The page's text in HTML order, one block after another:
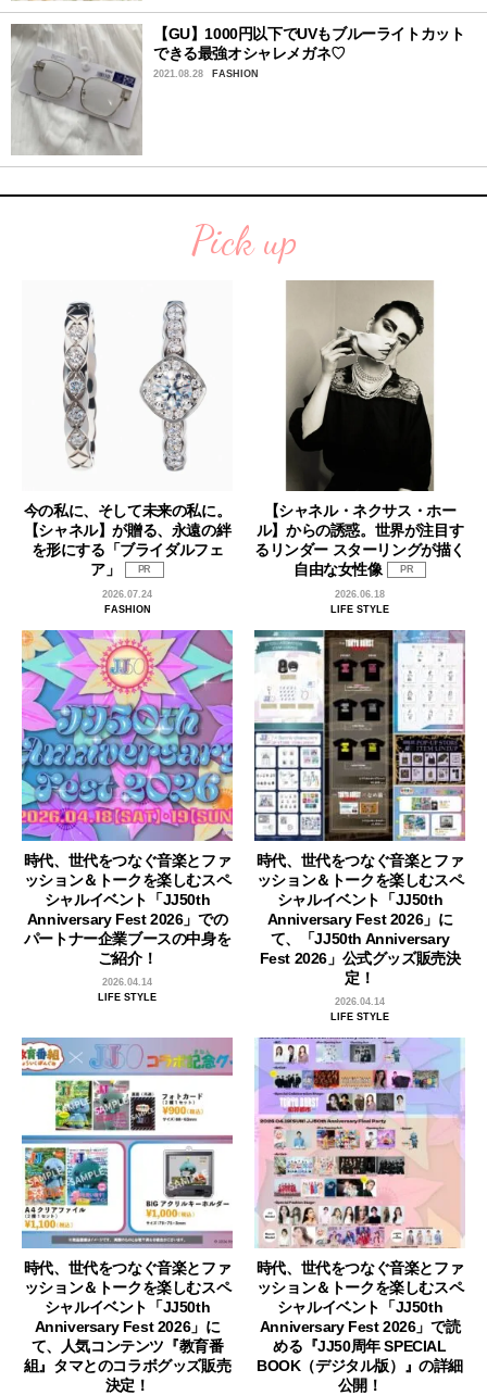
【GU】1000円以下でUVもブルーライトカット
できる最強オシャレメガネ♡
2021.08.28 FASHION
Pick up
今の私に、そして未来の私に。
【シャネル】が贈る、永遠の絆
を形にする「ブライダルフェ
ア」
PR
2026.07.24
FASHION
【シャネル・ネクサス・ホー
ル】からの誘惑。世界が注目す
るリンダー スターリングが描く
自由な女性像
PR
2026.06.18
LIFE STYLE
時代、世代をつなぐ音楽とファ
ッション＆トークを楽しむスペ
シャルイベント「JJ50th
Anniversary Fest 2026」での
パートナー企業ブースの中身を
ご紹介！
2026.04.14
LIFE STYLE
時代、世代をつなぐ音楽とファ
ッション＆トークを楽しむスペ
シャルイベント「JJ50th
Anniversary Fest 2026」に
て、「JJ50th Anniversary
Fest 2026」公式グッズ販売決
定！
2026.04.14
LIFE STYLE
時代、世代をつなぐ音楽とファ
ッション＆トークを楽しむスペ
シャルイベント「JJ50th
Anniversary Fest 2026」に
て、人気コンテンツ『教育番
組』タマとのコラボグッズ販売
決定！
時代、世代をつなぐ音楽とファ
ッション＆トークを楽しむスペ
シャルイベント「JJ50th
Anniversary Fest 2026」で読
める『JJ50周年 SPECIAL
BOOK（デジタル版）』の詳細
公開！